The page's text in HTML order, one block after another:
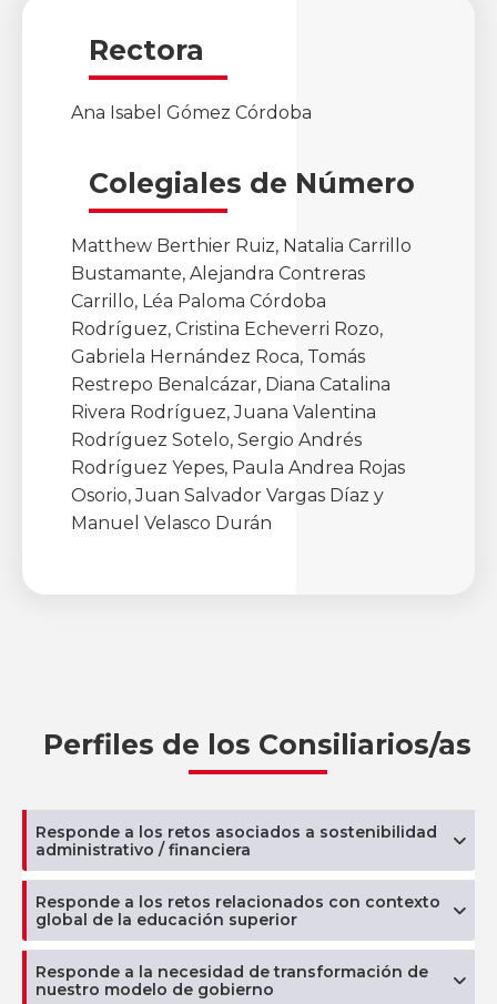
Rectora
Ana Isabel Gómez Córdoba
Colegiales de Número
Matthew Berthier Ruiz, Natalia Carrillo
Bustamante, Alejandra Contreras
Carrillo, Léa Paloma Córdoba
Rodríguez, Cristina Echeverri Rozo,
Gabriela Hernández Roca, Tomás
Restrepo Benalcázar, Diana Catalina
Rivera Rodríguez, Juana Valentina
Rodríguez Sotelo, Sergio Andrés
Rodríguez Yepes, Paula Andrea Rojas
Osorio, Juan Salvador Vargas Díaz y
Manuel Velasco Durán
Perfiles de los Consiliarios/as
Responde a los retos asociados a sostenibilidad
administrativo / financiera
Responde a los retos relacionados con contexto
global de la educación superior
Responde a la necesidad de transformación de
nuestro modelo de gobierno